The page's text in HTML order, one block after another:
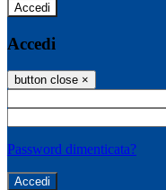
Accedi
Accedi
button close ×
Password dimenticata?